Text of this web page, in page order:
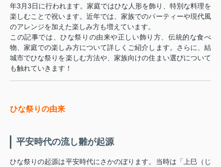
年3月3日に行われます。家庭ではひな人形を飾り、特別な料理を
楽しむことで祝います。近年では、家族でのパーティーや現代風
のアレンジを加えた楽しみ方も増えています。
この記事では、ひな祭りの由来や正しい飾り方、伝統的な食べ
物、家庭での楽しみ方について詳しくご紹介します。さらに、結
城市でひな祭りを楽しむ方法や、家族向けの住まい選びについて
も触れていきます！
ひな祭りの由来
平安時代の流し雛が起源
ひな祭りの起源は平安時代にさかのぼります。当時は「上巳（じ